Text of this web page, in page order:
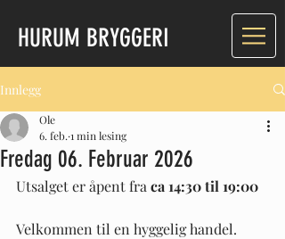
HURUM BRYGGERI
Innlegg
Fredag 06. Februar 2026
Ole
6. feb. 1 min lesing
Utsalget er åpent fra ca 14:30 til 19:00
Velkommen til en hyggelig handel.